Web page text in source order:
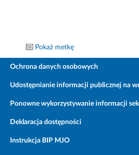
Pokaż metkę
Ochrona danych osobowych
Udostępnianie informacji publicznej na
Ponowne wykorzystywanie informacji
Deklaracja dostępności
Instrukcja BIP MJO